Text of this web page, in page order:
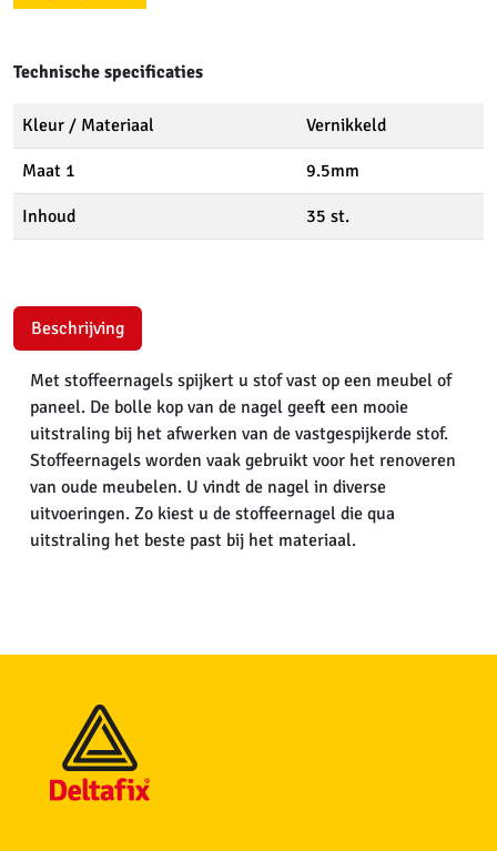
Technische specificaties
Kleur / Materiaal Vernikkeld
Maat 1 9.5mm
Inhoud 35 st.
Beschrijving
Met stoffeernagels spijkert u stof vast op een meubel of
paneel. De bolle kop van de nagel geeft een mooie
uitstraling bij het afwerken van de vastgespijkerde stof.
Stoffeernagels worden vaak gebruikt voor het renoveren
van oude meubelen. U vindt de nagel in diverse
uitvoeringen. Zo kiest u de stoffeernagel die qua
uitstraling het beste past bij het materiaal.